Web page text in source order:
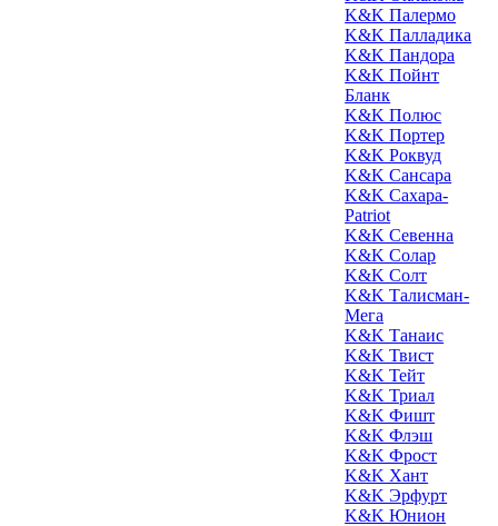
K&K Палермо
K&K Палладика
K&K Пандора
K&K Пойнт
Бланк
K&K Полюс
K&K Портер
K&K Роквуд
K&K Сансара
K&K Сахара-
Patriot
K&K Севенна
K&K Солар
K&K Солт
K&K Талисман-
Мега
K&K Танаис
K&K Твист
K&K Тейт
K&K Триал
K&K Фишт
K&K Флэш
K&K Фрост
K&K Хант
K&K Эрфурт
K&K Юнион